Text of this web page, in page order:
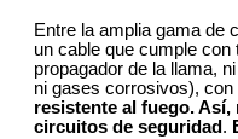
Entre la amplia gama de
un cable que cumple
propagador de la llama,
ni gases corrosivos), con
resistente al fuego.
circuitos de seguridad.